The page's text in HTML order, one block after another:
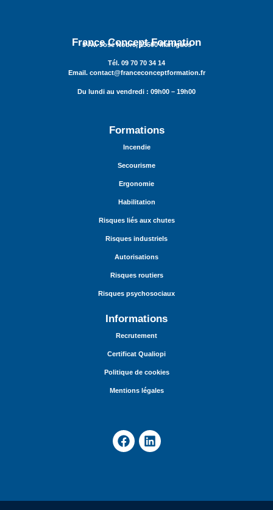
France Concept Formation
3 Av. José Nobre, 13500 Martigues
Tél. 09 70 70 34 14
Email. contact@franceconceptformation.fr
Du lundi au vendredi : 09h00 – 19h00
Formations
Incendie
Secourisme
Ergonomie
Habilitation
Risques liés aux chutes
Risques industriels
Autorisations
Risques routiers
Risques psychosociaux
Informations
Recrutement
Certificat Qualiopi
Politique de cookies
Mentions légales